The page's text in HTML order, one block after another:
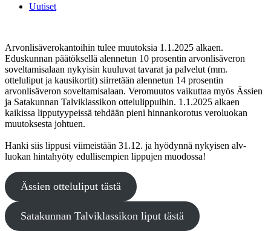
Uutiset
Arvonlisäverokantoihin tulee muutoksia 1.1.2025 alkaen.
Eduskunnan päätöksellä alennetun 10 prosentin arvonlisäveron
soveltamisalaan nykyisin kuuluvat tavarat ja palvelut (mm.
otteluliput ja kausikortit) siirretään alennetun 14 prosentin
arvonlisäveron soveltamisalaan. Veromuutos vaikuttaa myös Ässien
ja Satakunnan Talviklassikon ottelulippuihin. 1.1.2025 alkaen
kaikissa lipputyypeissä tehdään pieni hinnankorotus veroluokan
muutoksesta johtuen.
Hanki siis lippusi viimeistään 31.12. ja hyödynnä nykyisen alv-
luokan hintahyöty edullisempien lippujen muodossa!
Ässien otteluliput tästä
Satakunnan Talviklassikon liput tästä